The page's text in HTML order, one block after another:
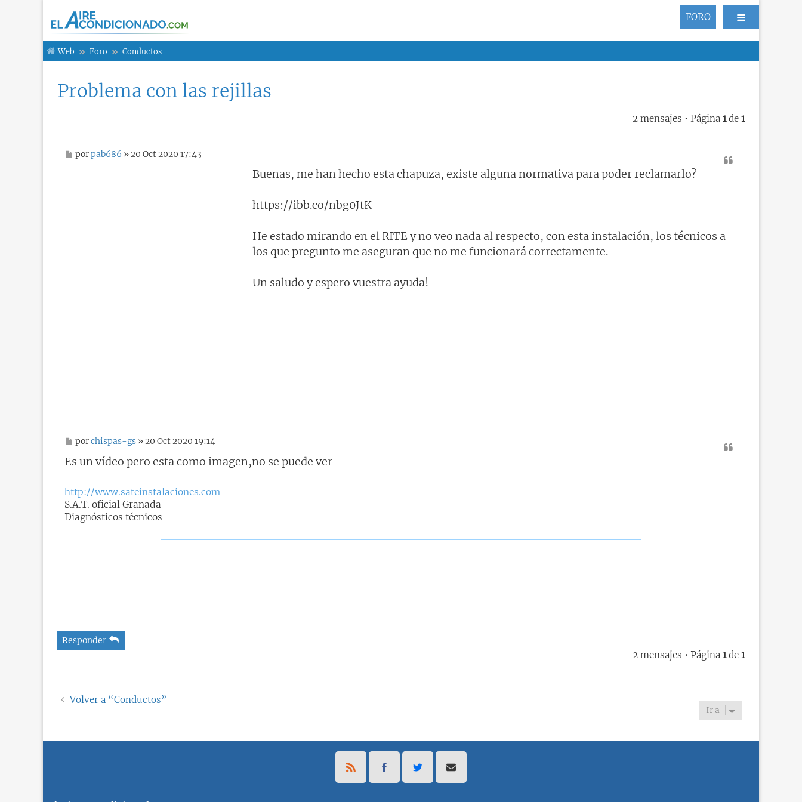
FORO
Web Foro Conductos
Problema con las rejillas
2 mensajes • Página 1de 1
M
porpab686 » 20 Oct 2020 17:43
Buenas, me han hecho esta chapuza, existe alguna normativa para poder reclamarlo?
https://ibb.co/nbg0JtK
He estado mirando en el RITE y no veo nada al respecto, con esta instalación, los técnicos a
los que pregunto me aseguran que no me funcionará correctamente.
Un saludo y espero vuestra ayuda!
M
n
j
e
porchispas-gs » 20 Oct 2020 19:14
Es un vídeo pero esta como imagen,no se puede ver
http://www.sateinstalaciones.com
S.A.T. oficial Granada
Diagnósticos técnicos
Responder
2 mensajes • Página 1de 1
Volver a “Conductos”
Ir a